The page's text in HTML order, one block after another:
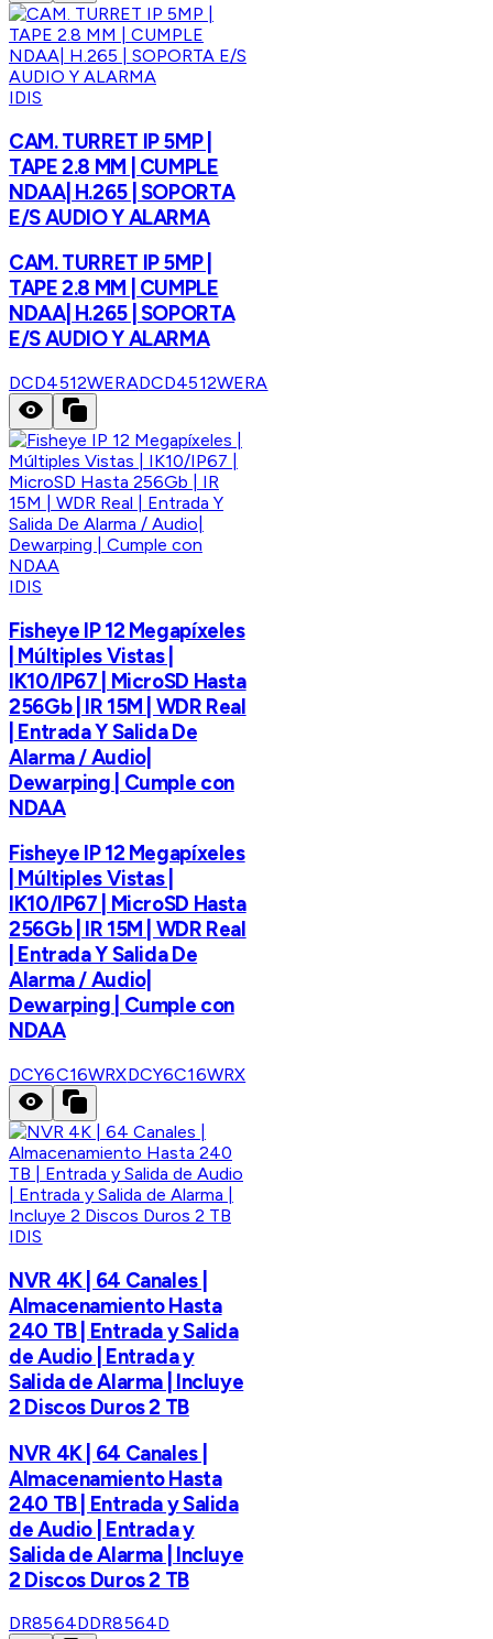
IDIS
CAM. TURRET IP 5MP |
TAPE 2.8 MM | CUMPLE
NDAA| H.265 | SOPORTA
E/S AUDIO Y ALARMA
CAM. TURRET IP 5MP |
TAPE 2.8 MM | CUMPLE
NDAA| H.265 | SOPORTA
E/S AUDIO Y ALARMA
DCD4512WERADCD4512WERA
IDIS
Fisheye IP 12 Megapíxeles
| Múltiples Vistas |
IK10/IP67 | MicroSD Hasta
256Gb | IR 15M | WDR Real
| Entrada Y Salida De
Alarma / Audio|
Dewarping | Cumple con
NDAA
Fisheye IP 12 Megapíxeles
| Múltiples Vistas |
IK10/IP67 | MicroSD Hasta
256Gb | IR 15M | WDR Real
| Entrada Y Salida De
Alarma / Audio|
Dewarping | Cumple con
NDAA
DCY6C16WRXDCY6C16WRX
IDIS
NVR 4K | 64 Canales |
Almacenamiento Hasta
240 TB | Entrada y Salida
de Audio | Entrada y
Salida de Alarma | Incluye
2 Discos Duros 2 TB
NVR 4K | 64 Canales |
Almacenamiento Hasta
240 TB | Entrada y Salida
de Audio | Entrada y
Salida de Alarma | Incluye
2 Discos Duros 2 TB
DR8564DDR8564D